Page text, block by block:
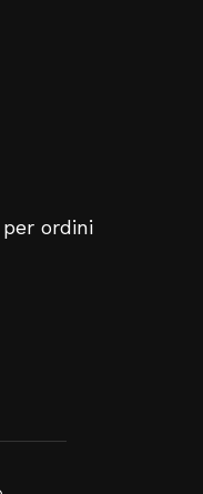
ordini